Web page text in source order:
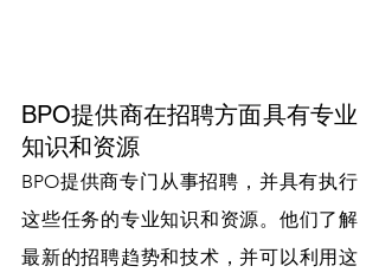
BPO提供商在招聘方面具有专业
知识和资源
BPO提供商专门从事招聘，并具有执行
这些任务的专业知识和资源。他们了解
最新的招聘趋势和技术，并可以利用这